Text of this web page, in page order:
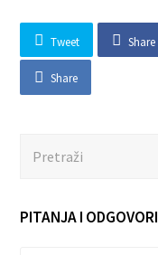
Tweet Share
Share
PITANJA I ODGOVORI